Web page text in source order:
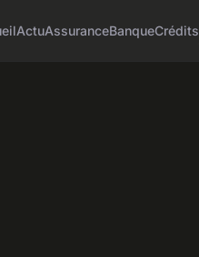
ActuAssuranceBanqueCrédits